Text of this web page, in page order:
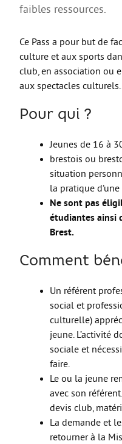
Chercher un job
Qui peut
Les offres
ETUDES / FORMATION
Les stages
L’alternance
Bafa et animation
La formation
Année de Césure
INTERNATIONAL
Préparer son départ
Stages, Études,
Emploi
Volontariat
Bénévolat
Séjours
Move from Brest
faibles ressources.
Ce Pass a pour but de
culture et aux sports
club, en association ou
aux spectacles
Pour qui ?
Jeunes de 16 à
brestois ou
situation
la pratique d’une
Ne sont pas
étudiantes ainsi
Brest.
Comment
Un référent
social et
culturelle)
jeune. L’activité
sociale et
faire.
Le ou la jeune
avec son
devis club,
La demande et
retourner à la